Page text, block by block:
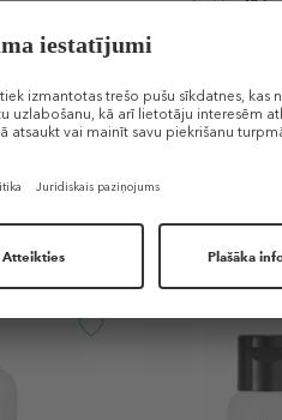
Līdzīgi